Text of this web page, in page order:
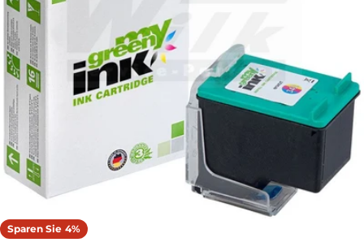
Sie das Medium 0 im Modalformat
Sparen Sie 4%